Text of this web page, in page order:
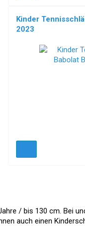
Kinder
2023
/ bis 130 cm. Bei
auch einen